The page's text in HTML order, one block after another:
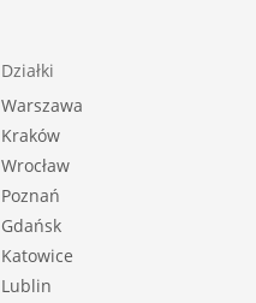
Działki
Warszawa
Kraków
Wrocław
Poznań
Gdańsk
Katowice
Lublin